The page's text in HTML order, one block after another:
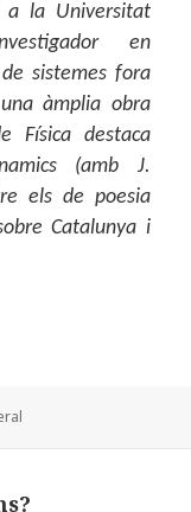
a la Universitat
en
sistemes fora
àmplia obra
Física destaca
(amb J.
els de poesia
Catalunya i